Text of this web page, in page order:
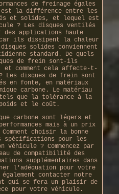
de freinage égales
la différence entre les
et solides, et lequel est
? Les disques ventilés
des applications haute
car ils dissipent la chaleur
solides conviennent
standard. De quels
de frein sont-ils
et comment cela affecte-t-
Les disques de frein sont
en fonte, en matériaux
carbone. Le matériau
que la tolérance à la
et le coût.
carbone sont légers et
mais à un prix
choisir la bonne
spécifications pour les
véhicule ? Commencez par
de compatibilité des
supplémentaires dans
l'adéquation pour votre
également contacter notre
qui se fera un plaisir de
pour votre véhicule.